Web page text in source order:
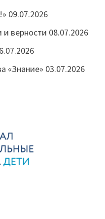
09.07.2026
верности 08.07.2026
«Знание» 03.07.2026